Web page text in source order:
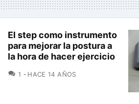
El step como instrumento
para mejorar la postura a
la hora de hacer ejercicio
1 COMENTARIOS
HACE 14 AÑOS